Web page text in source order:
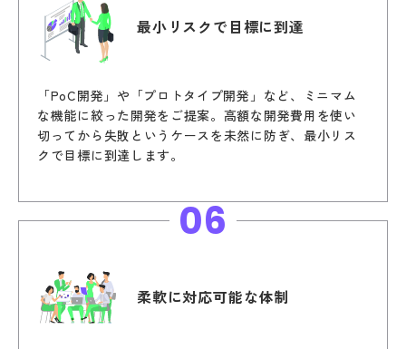
最小リスクで目標に到達
「PoC開発」や「プロトタイプ開発」など、ミニマム
な機能に絞った開発をご提案。高額な開発費用を使い
切ってから失敗というケースを未然に防ぎ、最小リス
クで目標に到達します。
06
柔軟に対応可能な体制